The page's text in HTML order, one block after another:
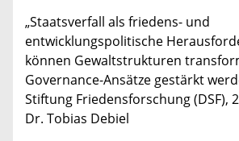
„Staatsverfall als friedens- und
entwicklungspolitische
können Gewaltstrukturen
Governance-Ansätze gestärkt
Stiftung Friedensforschung (DSF),
Dr. Tobias Debiel